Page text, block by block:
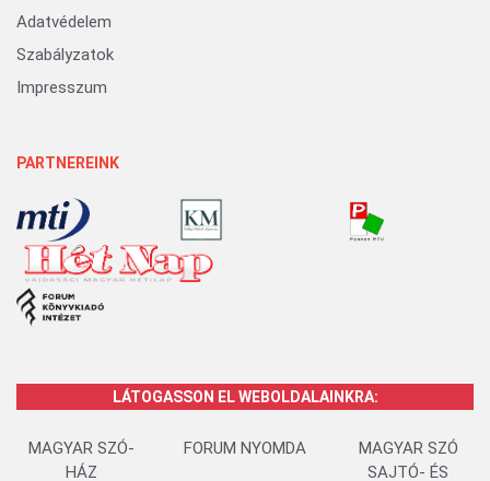
Adatvédelem
Szabályzatok
Impresszum
PARTNEREINK
LÁTOGASSON EL WEBOLDALAINKRA:
MAGYAR SZÓ-
HÁZ
FORUM NYOMDA
MAGYAR SZÓ
SAJTÓ- ÉS